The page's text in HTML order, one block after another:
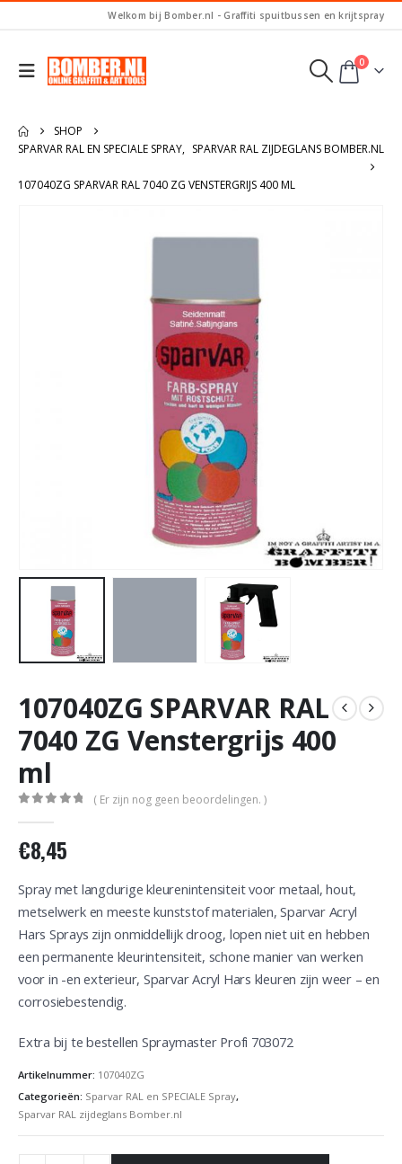
Welkom bij Bomber.nl - Graffiti spuitbussen en krijtspray
0
SHOP
SPARVAR RAL EN SPECIALE SPRAY, SPARVAR RAL ZIJDEGLANS BOMBER.NL
107040ZG SPARVAR RAL 7040 ZG VENSTERGRIJS 400 ML
107040ZG SPARVAR RAL
7040 ZG Venstergrijs 400
ml
( Er zijn nog geen beoordelingen. )
€8,45
Spray met langdurige kleurenintensiteit voor metaal, hout,
metselwerk en meeste kunststof materialen, Sparvar Acryl
Hars Sprays zijn onmiddellijk droog, lopen niet uit en hebben
een permanente kleurintensiteit, schone manier van werken
voor in -en exterieur, Sparvar Acryl Hars kleuren zijn weer – en
corrosiebestendig.
Extra bij te bestellen Spraymaster Profi 703072
Artikelnummer: 107040ZG
Categorieën: Sparvar RAL en SPECIALE Spray,
Sparvar RAL zijdeglans Bomber.nl